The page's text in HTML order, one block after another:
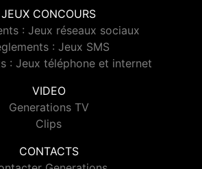
JEUX CONCOURS
: Jeux réseaux sociaux
: Jeux SMS
: Jeux téléphone et internet
VIDEO
Generations TV
Clips
CONTACTS